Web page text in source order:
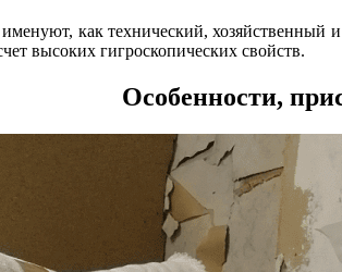
как технический,
высоких гигроскопических свойств.
Особенности,